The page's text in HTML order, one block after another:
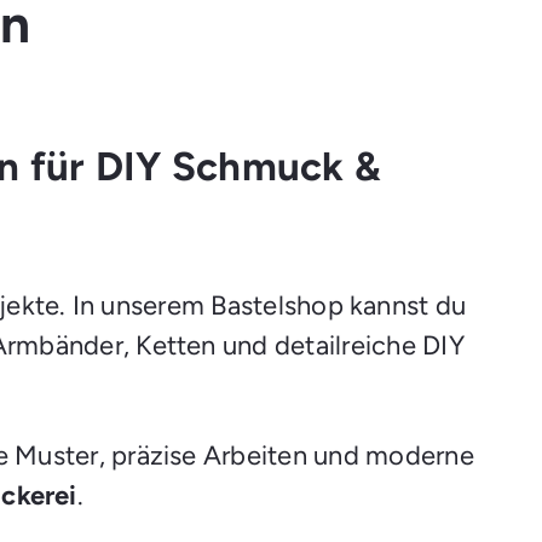
für DIY Schmuck &
In unserem Bastelshop kannst du
Ketten und detailreiche DIY
Muster, präzise Arbeiten und moderne
.